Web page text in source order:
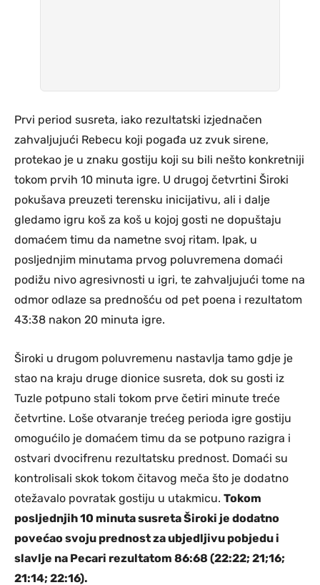
Prvi period susreta, iako rezultatski izjednačen
zahvaljujući Rebecu koji pogađa uz zvuk sirene,
protekao je u znaku gostiju koji su bili nešto konkretniji
tokom prvih 10 minuta igre. U drugoj četvrtini Široki
pokušava preuzeti terensku inicijativu, ali i dalje
gledamo igru koš za koš u kojoj gosti ne dopuštaju
domaćem timu da nametne svoj ritam. Ipak, u
posljednjim minutama prvog poluvremena domaći
podižu nivo agresivnosti u igri, te zahvaljujući tome na
odmor odlaze sa prednošću od pet poena i rezultatom
43:38 nakon 20 minuta igre.
Široki u drugom poluvremenu nastavlja tamo gdje je
stao na kraju druge dionice susreta, dok su gosti iz
Tuzle potpuno stali tokom prve četiri minute treće
četvrtine. Loše otvaranje trećeg perioda igre gostiju
omogućilo je domaćem timu da se potpuno razigra i
ostvari dvocifrenu rezultatsku prednost. Domaći su
kontrolisali skok tokom čitavog meča što je dodatno
otežavalo povratak gostiju u utakmicu. Tokom
posljednjih 10 minuta susreta Široki je dodatno
povećao svoju prednost za ubjedljivu pobjedu i
slavlje na Pecari rezultatom 86:68 (22:22; 21;16;
21:14; 22:16).